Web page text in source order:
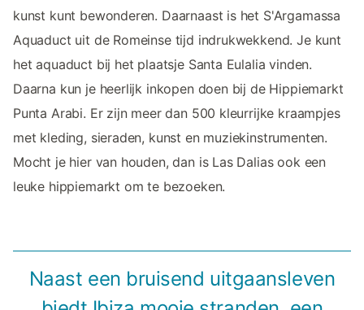
kunst kunt bewonderen. Daarnaast is het S'Argamassa
Aquaduct uit de Romeinse tijd indrukwekkend. Je kunt
het aquaduct bij het plaatsje Santa Eulalia vinden.
Daarna kun je heerlijk inkopen doen bij de Hippiemarkt
Punta Arabi. Er zijn meer dan 500 kleurrijke kraampjes
met kleding, sieraden, kunst en muziekinstrumenten.
Mocht je hier van houden, dan is Las Dalias ook een
leuke hippiemarkt om te bezoeken.
Naast een bruisend uitgaansleven